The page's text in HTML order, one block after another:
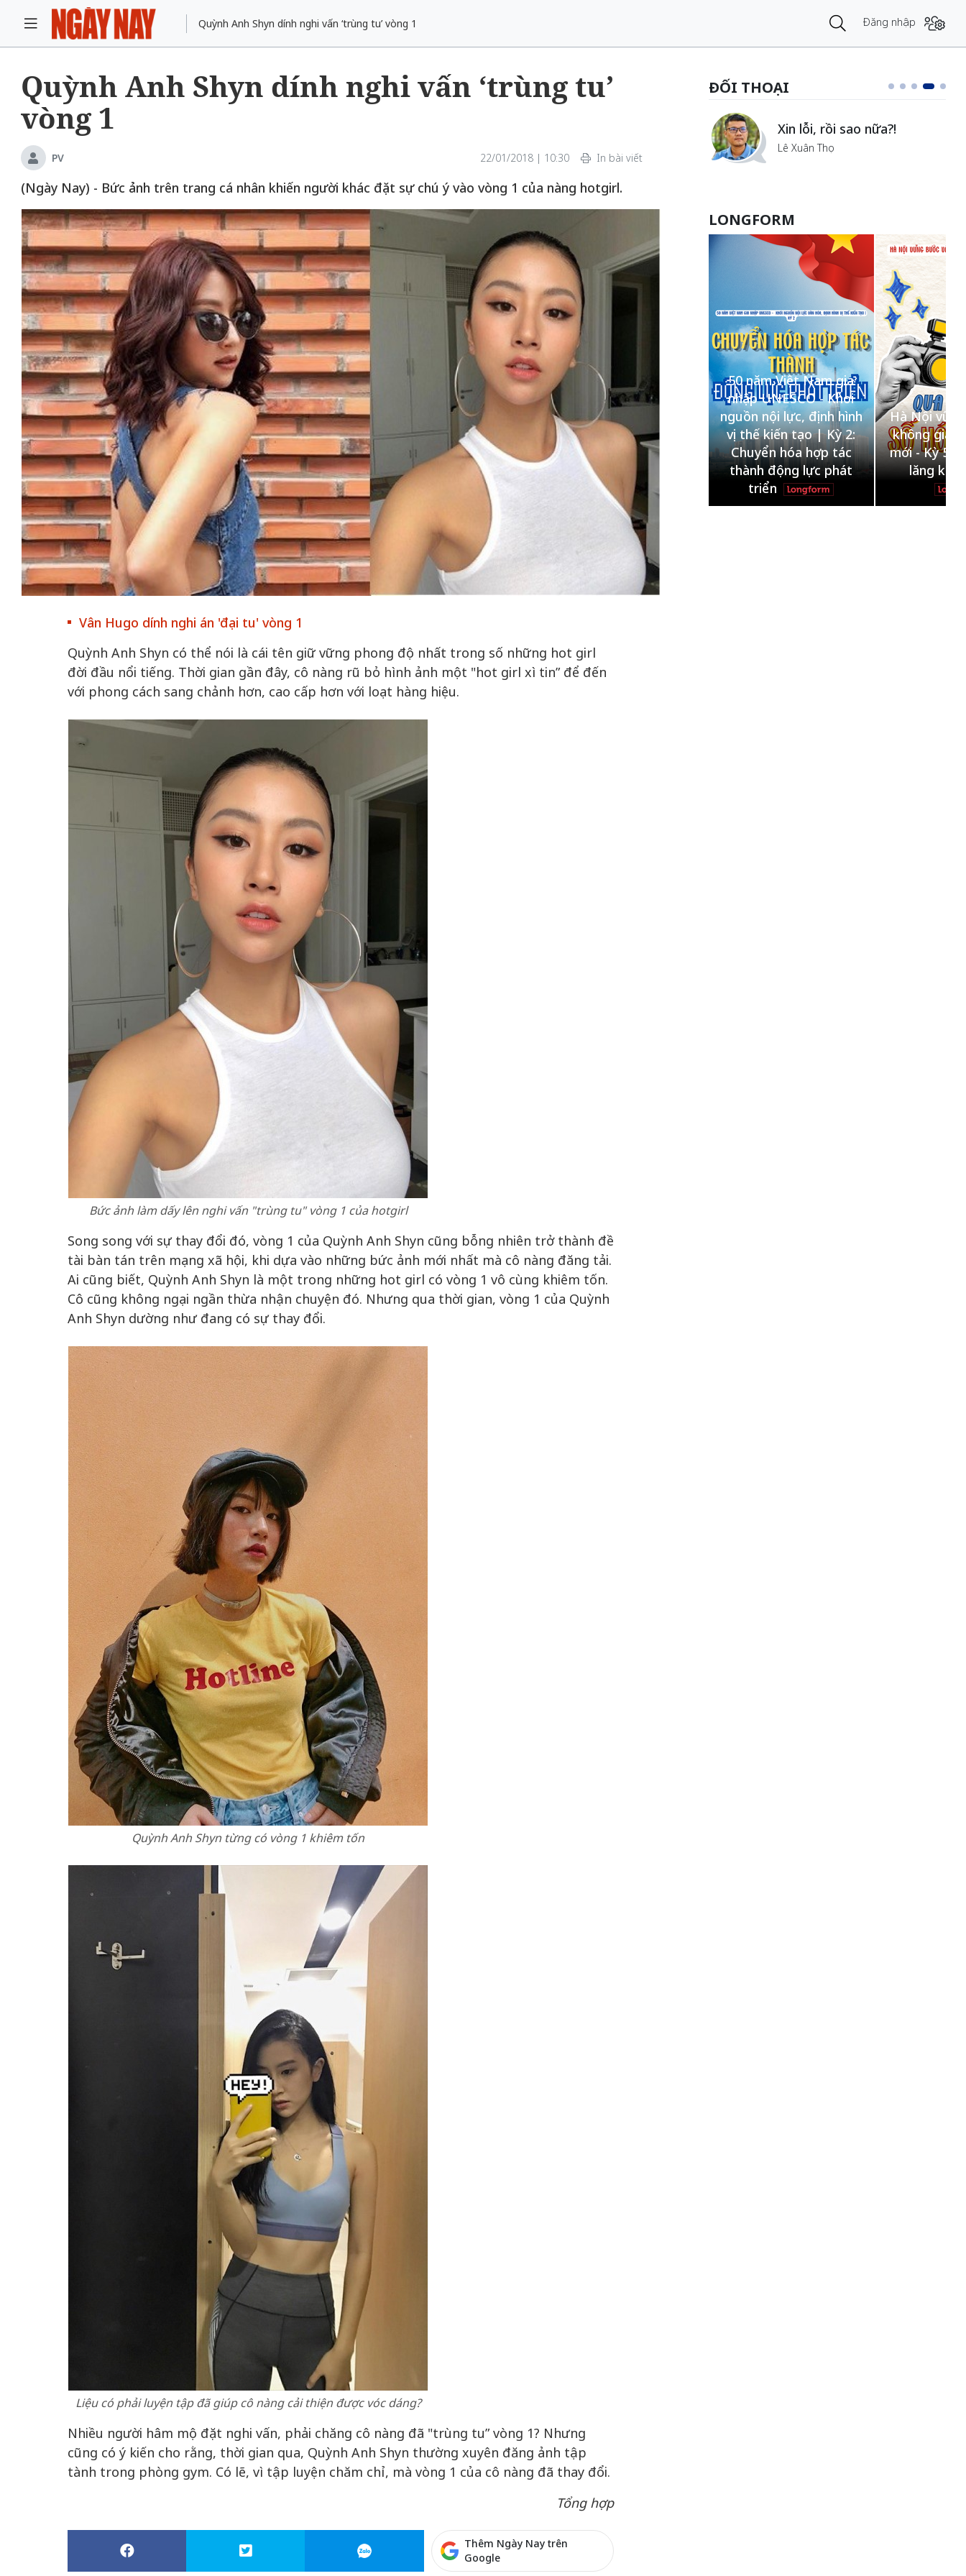
Quỳnh Anh Shyn dính nghi vấn ‘trùng tu’ vòng 1 Đăng nhập
Quỳnh Anh Shyn dính nghi vấn ‘trùng tu’
vòng 1
PV 22/01/2018 | 10:30 In bài viết
(Ngày Nay) - Bức ảnh trên trang cá nhân khiến người khác đặt sự chú ý vào vòng 1 của nàng hotgirl.
Vân Hugo dính nghi án 'đại tu' vòng 1
Quỳnh Anh Shyn có thể nói là cái tên giữ vững phong độ nhất trong số những hot girl
đời đầu nổi tiếng. Thời gian gần đây, cô nàng rũ bỏ hình ảnh một "hot girl xì tin” để đến
với phong cách sang chảnh hơn, cao cấp hơn với loạt hàng hiệu.
Bức ảnh làm dấy lên nghi vấn "trùng tu" vòng 1 của hotgirl
Song song với sự thay đổi đó, vòng 1 của Quỳnh Anh Shyn cũng bỗng nhiên trở thành đề
tài bàn tán trên mạng xã hội, khi dựa vào những bức ảnh mới nhất mà cô nàng đăng tải.
Ai cũng biết, Quỳnh Anh Shyn là một trong những hot girl có vòng 1 vô cùng khiêm tốn.
Cô cũng không ngại ngần thừa nhận chuyện đó. Nhưng qua thời gian, vòng 1 của Quỳnh
Anh Shyn dường như đang có sự thay đổi.
Quỳnh Anh Shyn từng có vòng 1 khiêm tốn
Liệu có phải luyện tập đã giúp cô nàng cải thiện được vóc dáng?
Nhiều người hâm mộ đặt nghi vấn, phải chăng cô nàng đã "trùng tu” vòng 1? Nhưng
cũng có ý kiến cho rằng, thời gian qua, Quỳnh Anh Shyn thường xuyên đăng ảnh tập
tành trong phòng gym. Có lẽ, vì tập luyện chăm chỉ, mà vòng 1 của cô nàng đã thay đổi.
Tổng hợp
Thêm Ngày Nay trên
Google
ĐỐI THOẠI
chiếc
Xin lỗi, rồi sao nữa?!
Lê Xuân Thọ
LONGFORM
Hà Nội vững bước vào
không gian phát triển
mới - Kỳ 5: Thủ đô qua
lăng kính số hóa
50 năm Việt Nam gia
nhập UNESCO: Khơi
nguồn nội lực văn hóa,
định hình vị thế kiến
tạo | Kỳ 4: Sáng kiến
làm nên diện mạo mới
50 năm Việt Nam gia
nhập UNESCO: Khơi
nguồn nội lực văn hóa,
định hình vị thế kiến
tạo | Kỳ 3: Hội nhập
quốc tế bằng bản lĩnh
Việt Nam
50 năm Việt Nam gia
nhập UNESCO: Khơi
nguồn nội lực văn hóa,
định hình vị thế kiến
tạo | Kỳ 1: Khát vọng
hòa bình thể hiện trong
quyết định lịch sử
50 năm Việt Nam gia
nhập UNESCO - Khơi
nguồn nội lực, định hình
vị thế kiến tạo | Kỳ 2:
Chuyển hóa hợp tác
thành động lực phát
Hà Nội vững
không gian phát
mới - Kỳ 5: Thủ
lăng kính số